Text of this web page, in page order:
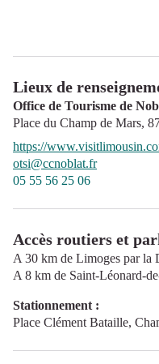
Lieux de
Office de Tourisme de
Place du Champ de Mars,
https://
otsi@ccnoblat.fr
05 55 56 25 06
Accès routiers et
A 30 km de Limoges par la
A 8 km de Saint-Léonard-
Stationnement :
Place Clément Bataille,